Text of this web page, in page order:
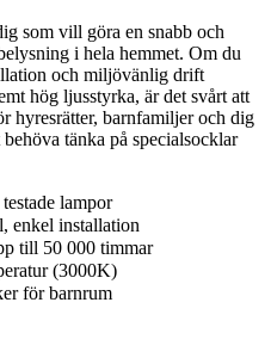
som vill göra en snabb och
i hela hemmet. Om du
och miljövänlig drift
hög ljusstyrka, är det svårt att
hyresrätter, barnfamiljer och dig
tänka på specialsocklar
lampor
enkel installation
till 50 000 timmar
(3000K)
för barnrum